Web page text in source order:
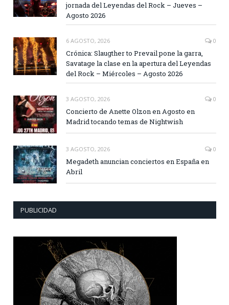
jornada del Leyendas del Rock – Jueves –
Agosto 2026
6 AGOSTO, 2026 0
Crónica: Slaugther to Prevail pone la garra,
Savatage la clase en la apertura del Leyendas
del Rock – Miércoles – Agosto 2026
3 AGOSTO, 2026 0
Concierto de Anette Olzon en Agosto en
Madrid tocando temas de Nightwish
3 AGOSTO, 2026 0
Megadeth anuncian conciertos en España en
Abril
PUBLICIDAD